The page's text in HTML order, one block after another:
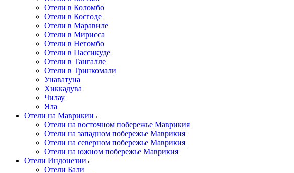
Отели в Коломбо
Отели в Косгоде
Отели в Маравиле
Отели в Мирисса
Отели в Негомбо
Отели в Пассикуде
Отели в Тангалле
Отели в Тринкомали
Унаватуна
Хиккадува
Чилау
Яла
Отели на Маврикии
Отели на восточном побережье Маврикия
Отели на западном побережье Маврикия
Отели на северном побережье Маврикия
Отели на южном побережье Маврикия
Отели Индонезии
Отели Бали